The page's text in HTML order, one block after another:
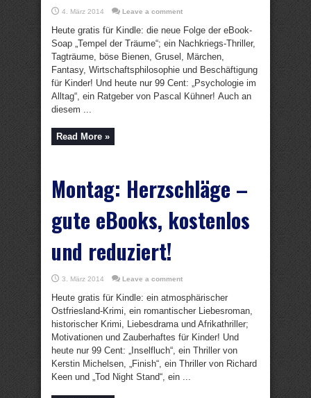
4. März 2014 Leave a comment
Heute gratis für Kindle: die neue Folge der eBook-
Soap „Tempel der Träume“; ein Nachkriegs-Thriller,
Tagträume, böse Bienen, Grusel, Märchen,
Fantasy, Wirtschaftsphilosophie und Beschäftigung
für Kinder! Und heute nur 99 Cent: „Psychologie im
Alltag“, ein Ratgeber von Pascal Kühner! Auch an
diesem ...
Read More »
Montag: Herzschläge –
gute eBooks, kostenlos
und reduziert!
3. März 2014 Leave a comment
Heute gratis für Kindle: ein atmosphärischer
Ostfriesland-Krimi, ein romantischer Liebesroman,
historischer Krimi, Liebesdrama und Afrikathriller;
Motivationen und Zauberhaftes für Kinder! Und
heute nur 99 Cent: „Inselfluch“, ein Thriller von
Kerstin Michelsen, „Finish“, ein Thriller von Richard
Keen und „Tod Night Stand“, ein ...